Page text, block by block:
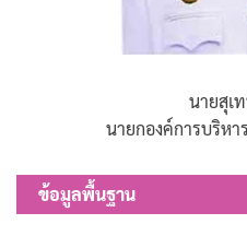
นายสุเ
นายกองค์การบริหา
ข้อมูลพื้นฐาน